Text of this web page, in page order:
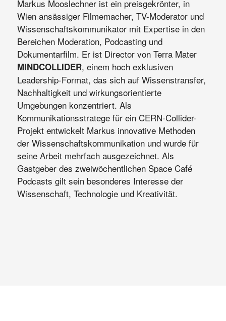
Markus Mooslechner ist ein preisgekrönter, in
Wien ansässiger Filmemacher, TV-Moderator und
Wissenschaftskommunikator mit Expertise in den
Bereichen Moderation, Podcasting und
Dokumentarfilm. Er ist Director von Terra Mater
MINDCOLLIDER, einem hoch exklusiven
Leadership-Format, das sich auf Wissenstransfer,
Nachhaltigkeit und wirkungsorientierte
Umgebungen konzentriert. Als
Kommunikationsstratege für ein CERN-Collider-
Projekt entwickelt Markus innovative Methoden
der Wissenschaftskommunikation und wurde für
seine Arbeit mehrfach ausgezeichnet. Als
Gastgeber des zweiwöchentlichen Space Café
Podcasts gilt sein besonderes Interesse der
Wissenschaft, Technologie und Kreativität.